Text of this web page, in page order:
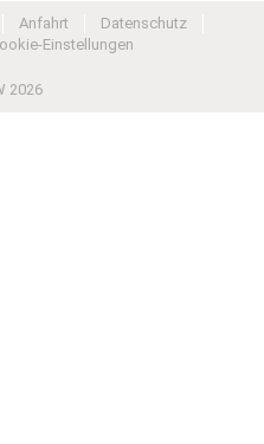
Anfahrt
Datenschutz
Einstellungen
2026